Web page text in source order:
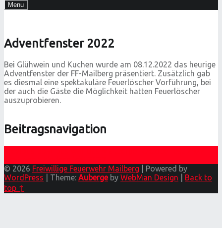
Menu
Adventfenster 2022
Bei Glühwein und Kuchen wurde am 08.12.2022 das heurige
Adventfenster der FF-Mailberg präsentiert. Zusätzlich gab
es diesmal eine spektakuläre Feuerlöscher Vorführung, bei
der auch die Gäste die Möglichkeit hatten Feuerlöscher
auszuprobieren.
Beitragsnavigation
© 2026 Freiwillige Feuerwehr Mailberg
Powered by
WordPress
Theme: Aubergeby WebMan Design
Back to
top ↑